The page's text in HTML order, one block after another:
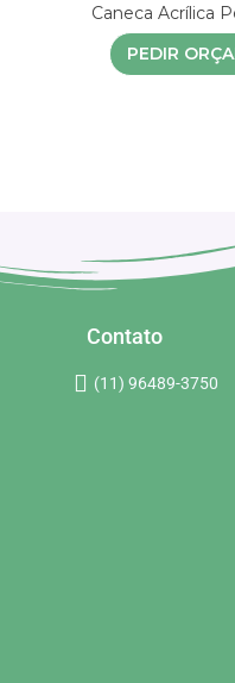
Caneca Acrílica
PEDIR
Contato
(11) 96489-3750